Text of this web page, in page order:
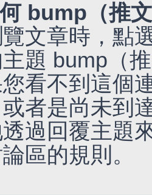
bump（推
文章時，點
題 bump（
看不到這個
者是尚未到
過回覆主題
區的規則。